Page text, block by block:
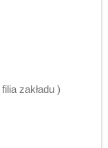
zakładu )